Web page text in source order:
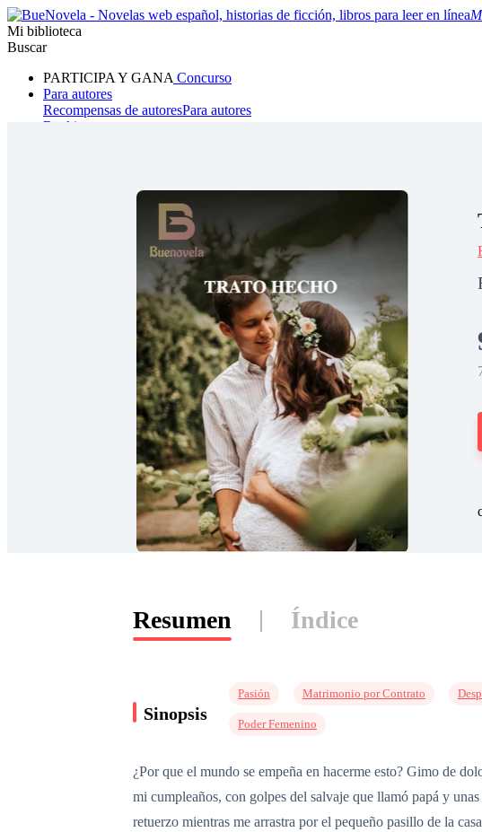
Mi biblioteca
Buscar
PARTICIPA Y GANA Concurso
Para autores
Recompensas de autoresPara autores
Ranking
Hombre loboMafiaSistemaFantasíaUrbanoLGBTQ+
Resumen Índice
Sinopsis
Pasión Matrimonio por Contrato
Poder Femenino
¿Por que el mundo se empeña en hacerme esto? Gimo de
mi cumpleaños, con golpes del salvaje que llamó
retuerzo mientras me arrastra por el pequeño pasillo de la